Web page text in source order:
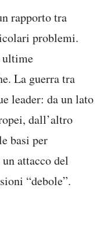
rapporto tra
problemi.
ultime
La guerra tra
leader: da un lato
dall’altro
basi per
attacco del
“debole”.